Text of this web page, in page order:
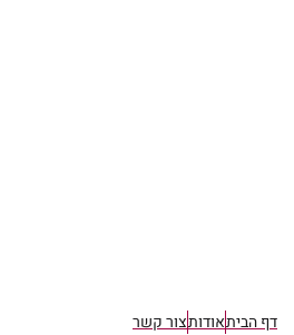
דף הביתאודותצור קשר